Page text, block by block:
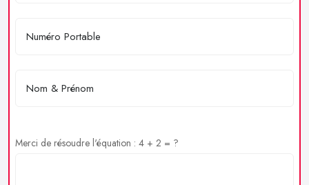
Merci de résoudre l'équation : 4 + 2 = ?